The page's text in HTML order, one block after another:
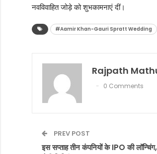
नवविवाहित जोड़े को शुभकामनाएं दीं।
#Aamir Khan-Gauri Spratt Wedding
Rajpath
0 Comments
PREV POST
इस सप्ताह तीन कंपनियों के IPO की